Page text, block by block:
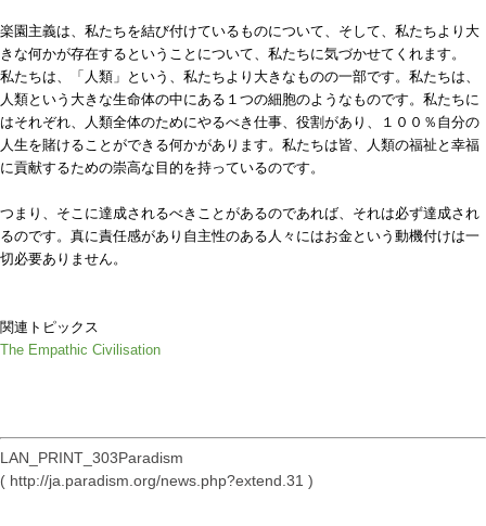
楽園主義は、私たちを結び付けているものについて、そして、私たちより大
きな何かが存在するということについて、私たちに気づかせてくれます。
私たちは、「人類」という、私たちより大きなものの一部です。私たちは、
人類という大きな生命体の中にある１つの細胞のようなものです。私たちに
はそれぞれ、人類全体のためにやるべき仕事、役割があり、１００％自分の
人生を賭けることができる何かがあります。私たちは皆、人類の福祉と幸福
に貢献するための崇高な目的を持っているのです。
つまり、そこに達成されるべきことがあるのであれば、それは必ず達成され
るのです。真に責任感があり自主性のある人々にはお金という動機付けは一
切必要ありません。
関連トピックス
The Empathic Civilisation
LAN_PRINT_303Paradism
( http://ja.paradism.org/news.php?extend.31 )